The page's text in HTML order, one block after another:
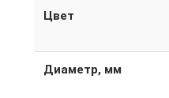
Цвет
Диаметр, мм